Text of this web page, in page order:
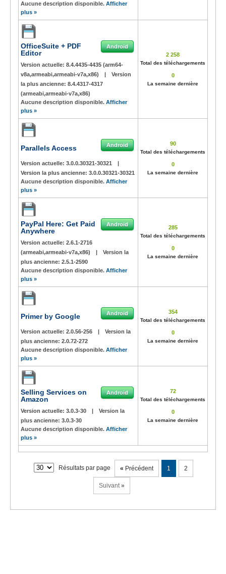
Aucune description disponible. Afficher
plus »
OfficeSuite + PDF
Editor
Android
Version actuelle: 8.4.4435-4435 (arm64-
v8a,armeabi,armeabi-v7a,x86)
|
Version
la plus ancienne: 8.4.4317-4317
(armeabi,armeabi-v7a,x86)
Aucune description disponible. Afficher
plus »
2 258
Total des téléchargements
0
La semaine dernière
Parallels Access Android
Version actuelle: 3.0.0.30321-30321
|
Version la plus ancienne: 3.0.0.30321-30321
Aucune description disponible. Afficher
plus »
90
Total des téléchargements
0
La semaine dernière
PayPal Here: Get Paid
Anywhere
Android
Version actuelle: 2.6.1-2716
(armeabi,armeabi-v7a,x86)
|
Version la
plus ancienne: 2.5.1-2590
Aucune description disponible. Afficher
plus »
285
Total des téléchargements
0
La semaine dernière
Primer by Google Android
Version actuelle: 2.0.56-256 |
Version la
plus ancienne: 2.0.72-272
Aucune description disponible. Afficher
plus »
354
Total des téléchargements
0
La semaine dernière
Selling Services on
Amazon
Android
Version actuelle: 3.0.3-30 |
Version la
plus ancienne: 3.0.3-30
Aucune description disponible. Afficher
plus »
72
Total des téléchargements
0
La semaine dernière
Résultats par page « Précédent 1 2
Suivant»